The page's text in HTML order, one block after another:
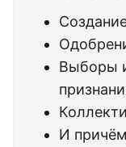
Выборы
И